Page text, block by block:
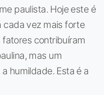
paulista. Hoje este é
cada vez mais forte
contribuíram
mas um
humildade. Esta é a